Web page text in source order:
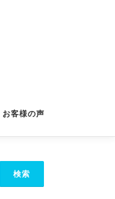
お客様の声